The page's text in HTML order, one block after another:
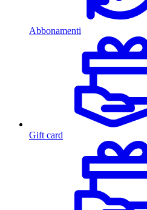
Abbonamenti
Gift card